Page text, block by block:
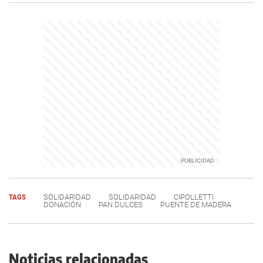
TAGS SOLIDARIDAD SOLIDARIDAD
CIPOLLETTI
DONACIÓN
PAN DULCES PUENTE DE MADERA
Noticias relacionadas